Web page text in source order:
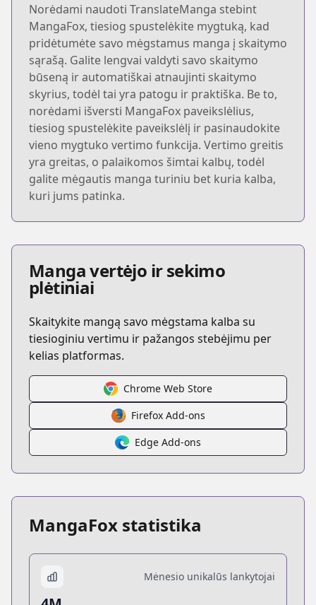
Norėdami naudoti TranslateManga stebint
MangaFox, tiesiog spustelėkite mygtuką, kad
pridėtumėte savo mėgstamus manga į skaitymo
sąrašą. Galite lengvai valdyti savo skaitymo
būseną ir automatiškai atnaujinti skaitymo
skyrius, todėl tai yra patogu ir praktiška. Be to,
norėdami išversti MangaFox paveikslėlius,
tiesiog spustelėkite paveikslėlį ir pasinaudokite
vieno mygtuko vertimo funkcija. Vertimo greitis
yra greitas, o palaikomos šimtai kalbų, todėl
galite mėgautis manga turiniu bet kuria kalba,
kuri jums patinka.
Manga vertėjo ir sekimo
plėtiniai
Skaitykite mangą savo mėgstama kalba su
tiesioginiu vertimu ir pažangos stebėjimu per
kelias platformas.
Chrome Web Store
Firefox Add-ons
Edge Add-ons
MangaFox statistika
Mėnesio unikalūs lankytojai